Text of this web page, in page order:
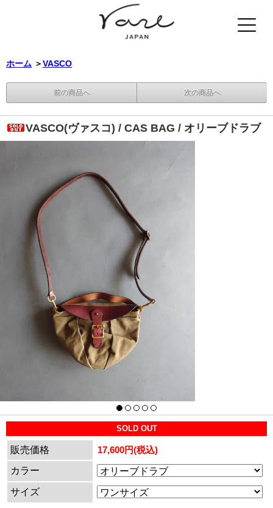
ホーム ＞VASCO
前の商品へ 次の商品へ
VASCO(ヴァスコ) / CAS BAG / オリーブドラブ
SOLD OUT
販売価格
17,600円(税込)
カラー
サイズ